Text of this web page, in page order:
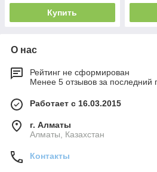
Купить
О нас
Рейтинг не сформирован
Менее 5 отзывов за последний
Работает с 16.03.2015
г. Алматы
Алматы, Казахстан
Контакты